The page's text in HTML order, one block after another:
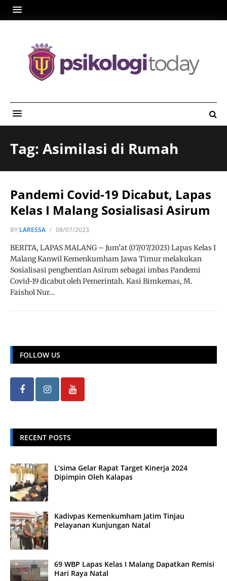
Tag: Asimilasi di Rumah
Pandemi Covid-19 Dicabut, Lapas
Kelas I Malang Sosialisasi Asirum
BY LARESSA 08/07/2023
BERITA, LAPAS MALANG – Jum’at (07/07/2023) Lapas Kelas I
Malang Kanwil Kemenkumham Jawa Timur melakukan
Sosialisasi penghentian Asirum sebagai imbas Pandemi
Covid-19 dicabut oleh Pemerintah. Kasi Bimkemas, M.
Faishol Nur…
FOLLOW US
RECENT POSTS
L’sima Gelar Rapat Target Kinerja 2024
Dipimpin Oleh Kalapas
Kadivpas Kemenkumham Jatim Tinjau
Pelayanan Kunjungan Natal
69 WBP Lapas Kelas I Malang Dapatkan Remisi
Hari Raya Natal